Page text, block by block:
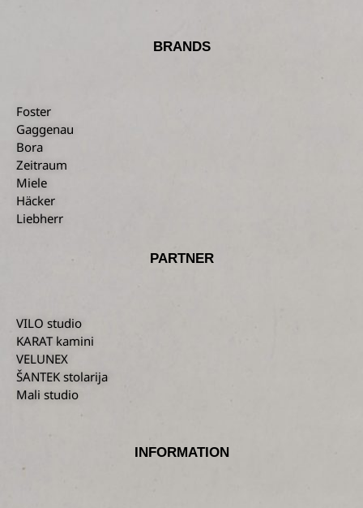
BRANDS
Foster
Gaggenau
Bora
Zeitraum
Miele
Häcker
Liebherr
PARTNER
VILO studio
KARAT kamini
VELUNEX
ŠANTEK stolarija
Mali studio
INFORMATION